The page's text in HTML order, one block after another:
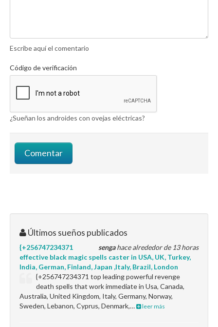
Escribe aquí el comentario
Código de verificación
¿Sueñan los androides con ovejas eléctricas?
Últimos sueños publicados
sengahace alrededor de 13 horas
{+256747234371
effective black magic spells caster in USA, UK, Turkey,
India, German, Finland, Japan ,Italy, Brazil, London
{+256747234371 top leading powerful revenge
death spells that work immediate in Usa, Canada,
Australia, United Kingdom, Italy, Germany, Norway,
Sweden, Lebanon, Cyprus, Denmark,…
leer más